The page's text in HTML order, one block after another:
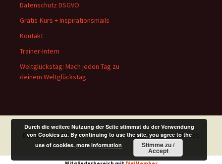
Datenschutz DSGVO
Gratis-Kurs + Inspirationsmails
Kontakt
Trainer-Intern
Weltglückstag: Mach jeden Tag zu
deinem Weltglückstag.
Datenschutz DSGVO Mit Stolz präsentiert von WordPress
Durch die weitere Nutzung der Seite stimmst du der Verwendung
von Cookies zu. By continuing to use the site, you agree to the
use of cookies.more information Stimme zu /
Accept